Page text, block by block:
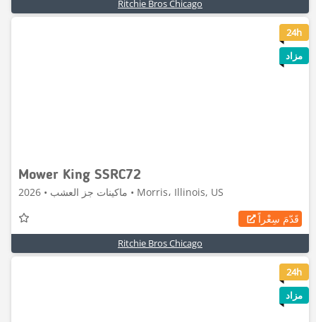
Ritchie Bros Chicago
8
Mower King SSRC72
ماكينات جز العشب • 2026 • Morris، Illinois, US
قَدّمَ سِعْراً
Ritchie Bros Chicago
24h
مزاد
6
24h
مزاد